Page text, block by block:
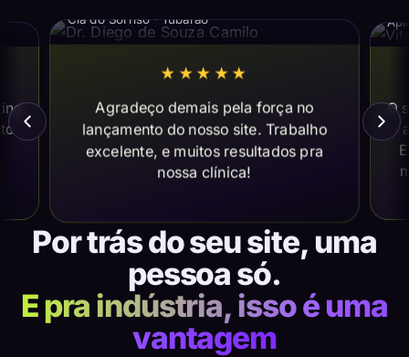
Cia do Sorriso · Tubarão
★★★★★
Agradeço demais pela força no
lançamento do nosso site. Trabalho
excelente, e muitos resultados pra
nossa clínica!
O
Por trás do seu site, uma
pessoa só.
E pra indústria, isso é uma
vantagem